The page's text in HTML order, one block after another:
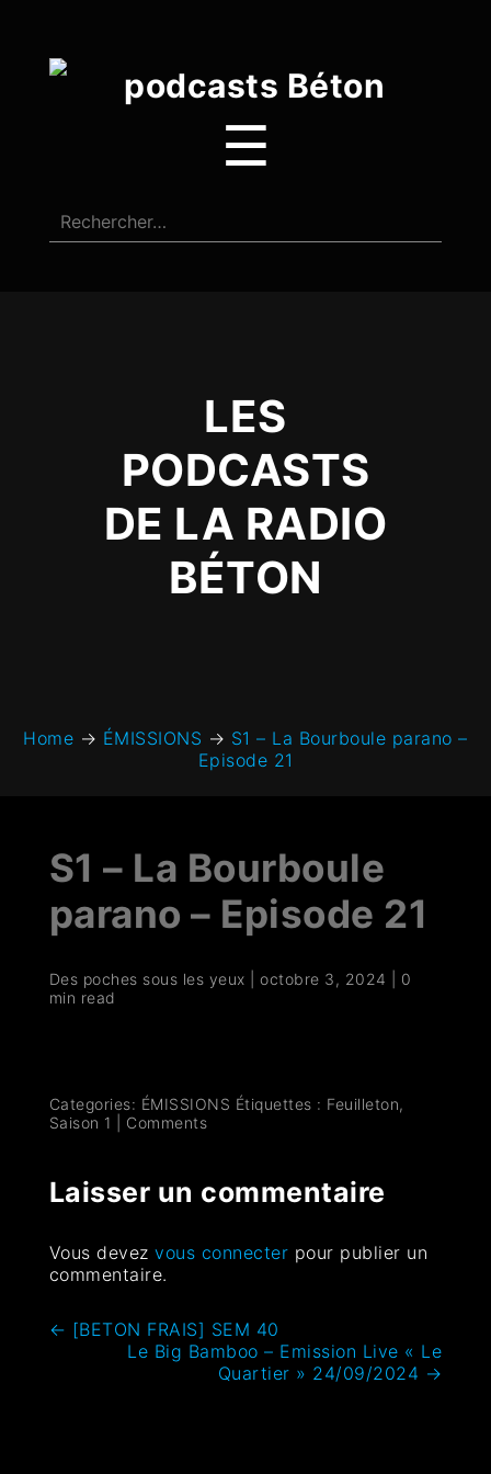
☰
LES
PODCASTS
DE LA RADIO
BÉTON
Home → ÉMISSIONS → S1 – La Bourboule parano –
Episode 21
S1 – La Bourboule
parano – Episode 21
Des poches sous les yeux |octobre 3, 2024
0
min read
Categories: ÉMISSIONS Étiquettes : Feuilleton,
Saison 1
Comments
Laisser un commentaire
Vous devezvous connecter pour publier un
commentaire.
← [BETON FRAIS] SEM 40
Le Big Bamboo – Emission Live « Le
Quartier » 24/09/2024 →